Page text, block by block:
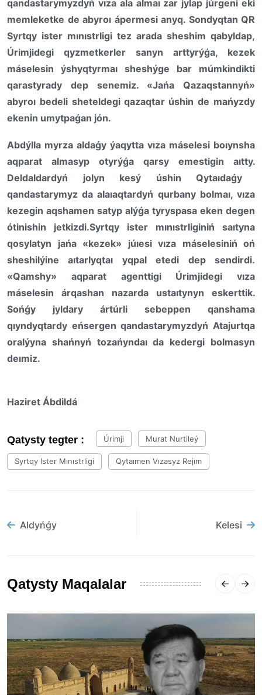
qandastarymyzdyń vıza ala almaı zar jylap júrgeni eki
memleketke de abyroı ápermesi anyq. Sondyqtan QR
Syrtqy ister mınıstrligi tez arada sheshim qabyldap,
Úrimjidegi qyzmetkerler sanyn arttyrýǵa, kezek
máselesin ýshyqtyrmaı sheshýge bar múmkindikti
qarastyrady dep senemiz. «Jańa Qazaqstannyń»
abyroı bedeli sheteldegi qazaqtar úshin de mańyzdy
ekenin umytpaǵan jón.
Abdýlla myrza aldaǵy ýaqytta vıza máselesi boıynsha
aqparat almasyp otyrýǵa qarsy emestigin aıtty.
Deldaldardyń jolyn kesý úshin Qytaıdaǵy
qandastarymyz da alaıaqtardyń qurbany bolmaı, vıza
kezegin aqshamen satyp alýǵa tyryspasa eken degen
ótinishin jetkizdi.Syrtqy ister mınıstrliginiń saıtyna
qosylatyn jańa «kezek» júıesi vıza máselesiniń oń
sheshilýine aıtarlyqtaı yqpal etedi dep sendirdi.
«Qamshy» aqparat agenttigiÚrimjidegi vıza
máselesin árqashan nazarda ustaıtynyn eskerttik.
Sońǵy jyldary ártúrli sebeppen qanshama
qıyndyqtardy eńsergen qandastarymyzdyń Atajurtqa
oralýyna shańnyń tozańyndaı da kedergi bolmasyn
deımiz.
Haziret Ábdildá
Qatysty tegter : Úrimji Murat Nurtileý
Syrtqy Ister Mınıstrligi Qytaımen Vızasyz Rejım
Aldyńǵy Kelesi
Qatysty Maqalalar